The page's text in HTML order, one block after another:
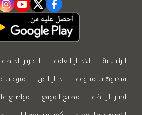
facebook
twitter
الرئيسية الاخبار العامة التقارير الخاصة
فيديوهات متنوعة
اخبار الفن
منوعات
اخبار الرياضة
مطبخ الموقع
مواضيع